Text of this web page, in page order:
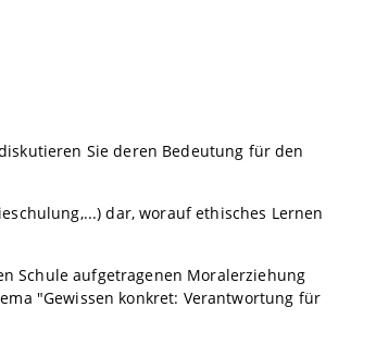
Sie deren Bedeutung für den
dar, worauf ethisches Lernen
Schule aufgetragenen Moralerziehung
"Gewissen konkret: Verantwortung für